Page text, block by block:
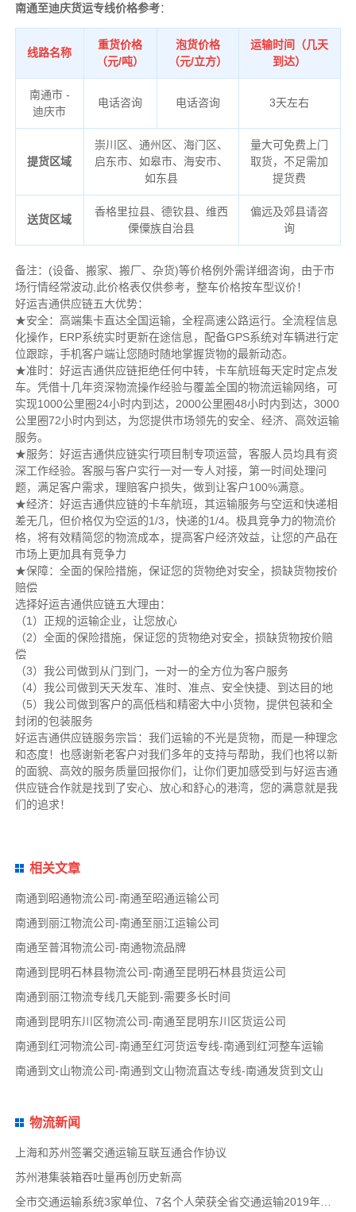
南通至迪庆货运专线价格参考：
线路名称
重货价格
（元/吨）
泡货价格
（元/立方）
运输时间（几天
到达）
南通市 -
迪庆市
电话咨询 电话咨询 3天左右
提货区域
崇川区、通州区、海门区、
启东市、如皋市、海安市、
如东县
量大可免费上门
取货，不足需加
提货费
送货区域
香格里拉县、德钦县、维西
傈僳族自治县
偏远及郊县请咨
询
备注： (设备、搬家、搬厂、杂货)等价格例外需详细咨询，由于市
场行情经常波动,此价格表仅供参考，整车价格按车型议价！
好运吉通供应链五大优势：
★安全：高端集卡直达全国运输，全程高速公路运行。全流程信息
化操作，ERP系统实时更新在途信息，配备GPS系统对车辆进行定
位跟踪，手机客户端让您随时随地掌握货物的最新动态。
★准时：好运吉通供应链拒绝任何中转，卡车航班每天定时定点发
车。凭借十几年资深物流操作经验与覆盖全国的物流运输网络，可
实现1000公里圈24小时内到达，2000公里圈48小时内到达，3000
公里圈72小时内到达，为您提供市场领先的安全、经济、高效运输
服务。
★服务：好运吉通供应链实行项目制专项运营，客服人员均具有资
深工作经验。客服与客户实行一对一专人对接，第一时间处理问
题，满足客户需求，理赔客户损失，做到让客户100%满意。
★经济：好运吉通供应链的卡车航班，其运输服务与空运和快递相
差无几，但价格仅为空运的1/3，快递的1/4。极具竞争力的物流价
格，将有效精简您的物流成本，提高客户经济效益，让您的产品在
市场上更加具有竞争力
★保障：全面的保险措施，保证您的货物绝对安全，损缺货物按价
赔偿
选择好运吉通供应链五大理由：
（1）正规的运输企业，让您放心
（2）全面的保险措施，保证您的货物绝对安全，损缺货物按价赔
偿
（3）我公司做到从门到门，一对一的全方位为客户服务
（4）我公司做到天天发车、准时、准点、安全快捷、到达目的地
（5）我公司做到客户的高低档和精密大中小货物，提供包装和全
封闭的包装服务
好运吉通供应链服务宗旨：我们运输的不光是货物，而是一种理念
和态度！也感谢新老客户对我们多年的支持与帮助，我们也将以新
的面貌、高效的服务质量回报你们，让你们更加感受到与好运吉通
供应链合作就是找到了安心、放心和舒心的港湾，您的满意就是我
们的追求！
相关文章
南通到昭通物流公司-南通至昭通运输公司
南通到丽江物流公司-南通至丽江运输公司
南通至普洱物流公司-南通物流品牌
南通到昆明石林县物流公司-南通至昆明石林县货运公司
南通到丽江物流专线几天能到-需要多长时间
南通到昆明东川区物流公司-南通至昆明东川区货运公司
南通到红河物流公司-南通至红河货运专线-南通到红河整车运输
南通到文山物流公司-南通到文山物流直达专线-南通发货到文山
物流新闻
上海和苏州签署交通运输互联互通合作协议
苏州港集装箱吞吐量再创历史新高
全市交通运输系统3家单位、7名个人荣获全省交通运输2019年度扫黑除恶专项斗争先进集体和先